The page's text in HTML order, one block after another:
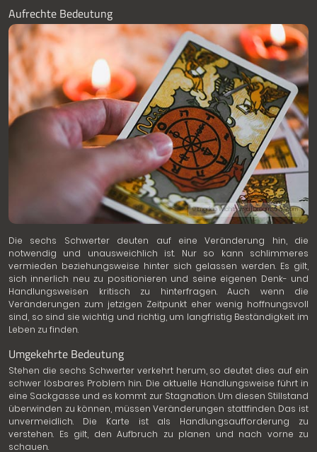
Aufrechte Bedeutung
© Engdao Wichitpunya | Dreamstime.com
Die sechs Schwerter deuten auf eine Veränderung hin, die
notwendig und unausweichlich ist. Nur so kann schlimmeres
vermieden beziehungsweise hinter sich gelassen werden. Es gilt,
sich innerlich neu zu positionieren und seine eigenen Denk- und
Handlungsweisen kritisch zu hinterfragen. Auch wenn die
Veränderungen zum jetzigen Zeitpunkt eher wenig hoffnungsvoll
sind, so sind sie wichtig und richtig, um langfristig Beständigkeit im
Leben zu finden.
Umgekehrte Bedeutung
Stehen die sechs Schwerter verkehrt herum, so deutet dies auf ein
schwer lösbares Problem hin. Die aktuelle Handlungsweise führt in
eine Sackgasse und es kommt zur Stagnation. Um diesen Stillstand
überwinden zu können, müssen Veränderungen stattfinden. Das ist
unvermeidlich. Die Karte ist als Handlungsaufforderung zu
verstehen. Es gilt, den Aufbruch zu planen und nach vorne zu
schauen.